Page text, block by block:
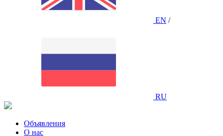
EN /
RU
Объявления
О нас